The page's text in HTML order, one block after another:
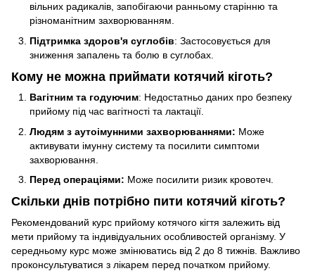
вільних радикалів, запобігаючи ранньому старінню та
різноманітним захворюванням.
Підтримка здоров'я суглобів: Застосовується для
зниження запалень та болю в суглобах.
Кому не можна приймати котячий кіготь?
Вагітним та годуючим: Недостатньо даних про безпеку
прийому під час вагітності та лактації.
Людям з аутоімунними захворюваннями: Може
активувати імунну систему та посилити симптоми
захворювання.
Перед операціями: Може посилити ризик кровотеч.
Скільки днів потрібно пити котячий кіготь?
Рекомендований курс прийому котячого кігтя залежить від
мети прийому та індивідуальних особливостей організму. У
середньому курс може змінюватись від 2 до 8 тижнів. Важливо
проконсультуватися з лікарем перед початком прийому.